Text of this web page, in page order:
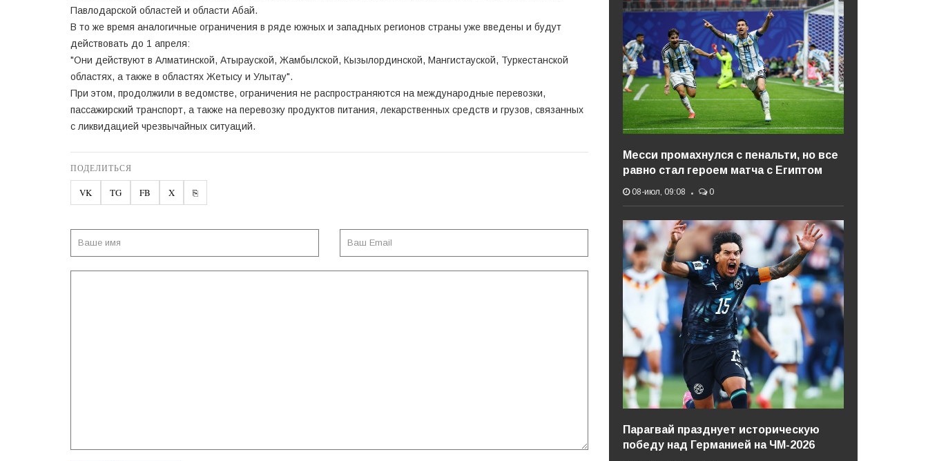
Павлодарской областей и области Абай.
В то же время аналогичные ограничения в ряде южных и западных регионов страны уже введены и будут
действовать до 1 апреля:
"Они действуют в Алматинской, Атырауской, Жамбылской, Кызылординской, Мангистауской, Туркестанской
областях, а также в областях Жетысу и Улытау".
При этом, продолжили в ведомстве, ограничения не распространяются на международные перевозки,
пассажирский транспорт, а также на перевозку продуктов питания, лекарственных средств и грузов, связанных
с ликвидацией чрезвычайных ситуаций.
ПОДЕЛИТЬСЯ
VK TG FB X ⎘
Месси промахнулся с пенальти, но все
равно стал героем матча с Египтом
08-июл, 09:08 0
Парагвай празднует историческую
победу над Германией на ЧМ-2026